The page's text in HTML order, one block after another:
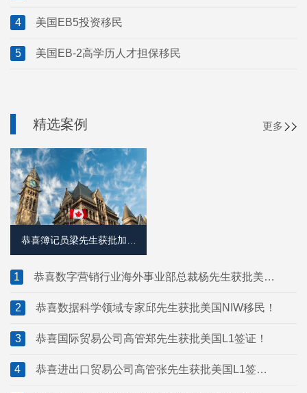
4 美国EB5投资移民
5 美国EB-2高学历人才担保移民
精选案例 更多
恭喜簿记员梁先生获批加拿
大萨省雇主担保移民！
1
恭喜数字营销行业海外事业部总裁杨先生获批美国
2
恭喜数据科学领域专家邱先生获批美国NIW移民！
3 恭喜国际贸易公司高管郑先生获批美国L1签证！
4
恭喜进出口贸易公司高管张先生获批美国L1签